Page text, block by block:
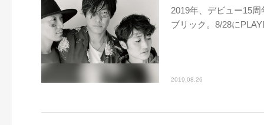
2019年、デビュー15
ブリック。8/28に
2019.08.26